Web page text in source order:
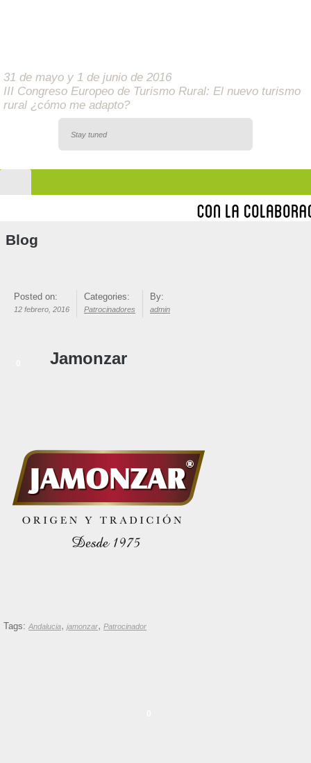
31 de mayo y 1 de junio de 2016
III Congreso Europeo de Turismo Rural: El nuevo turismo
rural ¿cómo me adapto?
Stay tuned
Blog
Posted on:
12 febrero, 2016
Categories:
Patrocinadores
By:
admin
Jamonzar
Tags: Andalucia, jamonzar, Patrocinador